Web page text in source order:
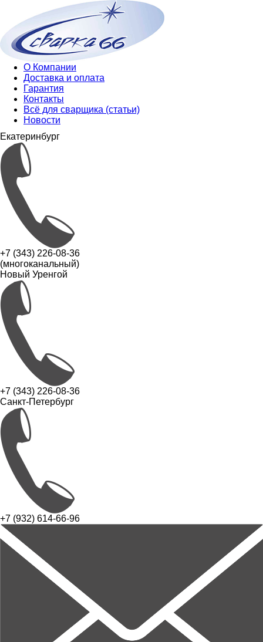
О Компании
Доставка и оплата
Гарантия
Контакты
Всё для сварщика (статьи)
Новости
Екатеринбург
+7 (343) 226-08-36
(многоканальный)
Новый Уренгой
+7 (343) 226-08-36
Санкт-Петербург
+7 (932) 614-66-96